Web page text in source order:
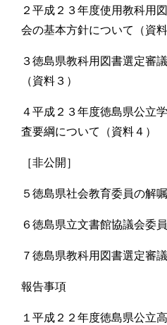
２平成２３年度使用教科用
会の基本方針について（資料
３徳島県教科用図書選定審
（資料３）
４平成２３年度徳島県公立
査要綱について（資料４）
［非公開］
５徳島県社会教育委員の解
６徳島県立文書館協議会委
７徳島県教科用図書選定審
報告事項
１平成２２年度徳島県公立